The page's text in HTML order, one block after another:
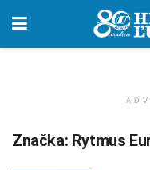
Značka: Rytmus